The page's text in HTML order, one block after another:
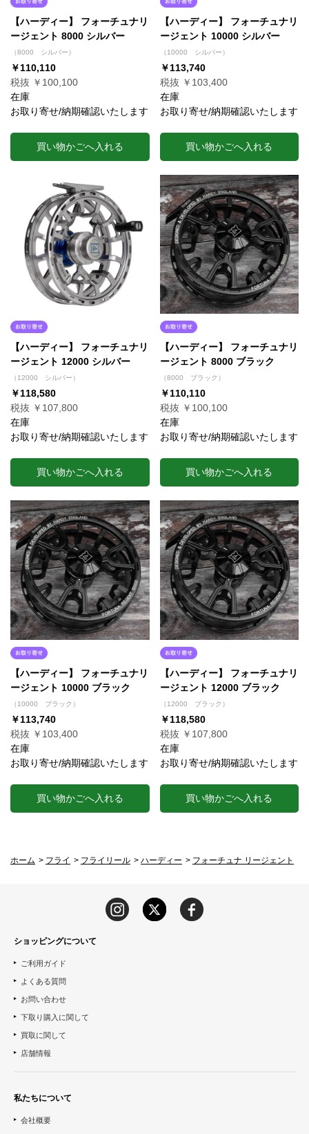
【ハーディー】 フォーチュナリ
ージェント 8000 シルバー
（8000 シルバー）
￥110,110
税抜 ￥100,100
在庫
お取り寄せ/納期確認いたします
買い物かごへ入れる
【ハーディー】 フォーチュナリ
ージェント 10000 シルバー
（10000 シルバー）
￥113,740
税抜 ￥103,400
在庫
お取り寄せ/納期確認いたします
買い物かごへ入れる
【ハーディー】 フォーチュナリ
ージェント 12000 シルバー
（12000 シルバー）
￥118,580
税抜 ￥107,800
在庫
お取り寄せ/納期確認いたします
買い物かごへ入れる
【ハーディー】 フォーチュナリ
ージェント 8000 ブラック
（8000 ブラック）
￥110,110
税抜 ￥100,100
在庫
お取り寄せ/納期確認いたします
買い物かごへ入れる
【ハーディー】 フォーチュナリ
ージェント 10000 ブラック
（10000 ブラック）
￥113,740
税抜 ￥103,400
在庫
お取り寄せ/納期確認いたします
買い物かごへ入れる
【ハーディー】 フォーチュナリ
ージェント 12000 ブラック
（12000 ブラック）
￥118,580
税抜 ￥107,800
在庫
お取り寄せ/納期確認いたします
買い物かごへ入れる
ホーム > フライ > フライリール > ハーディー > フォーチュナ リージェント
ショッピングについて
ご利用ガイド
よくある質問
お問い合わせ
下取り購入に関して
買取に関して
店舗情報
私たちについて
会社概要